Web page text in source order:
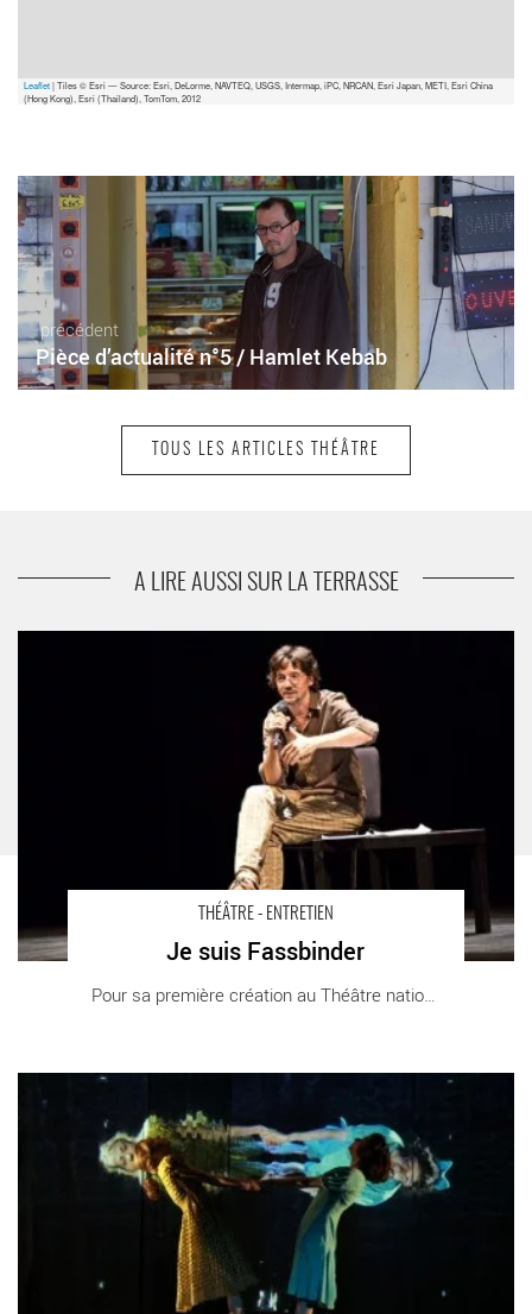
Leaflet| Tiles © Esri — Source: Esri, DeLorme, NAVTEQ, USGS, Intermap, iPC, NRCAN, Esri Japan, METI, Esri China
(Hong Kong), Esri (Thailand), TomTom, 2012
précédent
Pièce d’actualité n°5 / Hamlet Kebab
Les Cavaliers
TOUS LES ARTICLES THÉÂTRE
A LIRE AUSSI SUR LA TERRASSE
THÉÂTRE - ENTRETIEN
Je suis Fassbinder
Pour sa première création au Théâtre national [...]
Je suis Fassbinder - Critique sortie Théâtre Strasbourg Salle
Virginia Wolf - Critique sortie Théâtre Paris Théâtre Paris-Villette